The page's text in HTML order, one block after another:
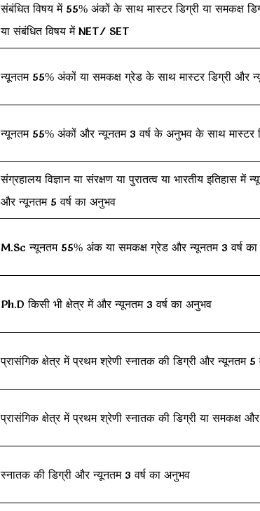
संबंधित विषय में 55% अंकों के साथ मास्टर डिग्री या समकक्ष
या संबंधित विषय में NET/ SET
न्यूनतम 55% अंकों या समकक्ष ग्रेड के साथ मास्टर डिग्री और
न्यूनतम 55% अंकों और न्यूनतम 3 वर्ष के अनुभव के साथ मास्टर
संग्रहालय विज्ञान या संरक्षण या पुरातत्व या भारतीय इतिहास
और न्यूनतम 5 वर्ष का अनुभव
M.Sc न्यूनतम 55% अंक या समकक्ष ग्रेड और न्यूनतम 3 वर्ष
Ph.D किसी भी क्षेत्र में और न्यूनतम 3 वर्ष का अनुभव
प्रासंगिक क्षेत्र में प्रथम श्रेणी स्नातक की डिग्री और न्यूनतम 5
प्रासंगिक क्षेत्र में प्रथम श्रेणी स्नातक की डिग्री या समकक्ष
स्नातक की डिग्री और न्यूनतम 3 वर्ष का अनुभव